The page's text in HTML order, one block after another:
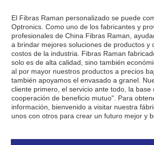
El Fibras Raman personalizado se puede
Optronics. Como uno de los fabricantes y
profesionales de China Fibras Raman,
a brindar mejores soluciones de productos y
costos de la industria. Fibras Raman
solo es de alta calidad, sino también
al por mayor nuestros productos a precios
también apoyamos el envasado a granel.
cliente primero, el servicio ante todo, la base
cooperación de beneficio mutuo". Para
información, bienvenido a visitar nuestra
unos con otros para crear un futuro mejor y